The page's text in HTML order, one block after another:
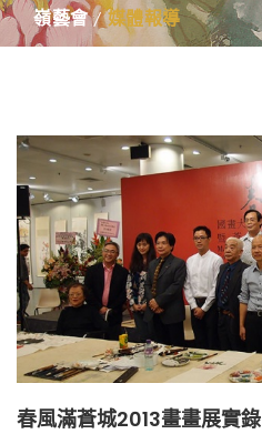
嶺藝會 媒體報導
春風滿蒼城2013畫畫展實錄